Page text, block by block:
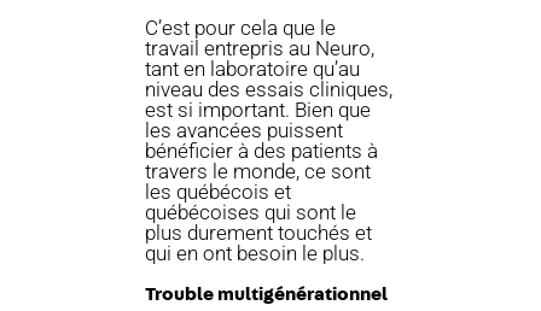
C’est pour cela que le
travail entrepris au Neuro,
tant en laboratoire qu’au
niveau des essais cliniques,
est si important. Bien que
les avancées puissent
bénéficier à des patients à
travers le monde, ce sont
les québécois et
québécoises qui sont le
plus durement touchés et
qui en ont besoin le plus.
Trouble multigénérationnel